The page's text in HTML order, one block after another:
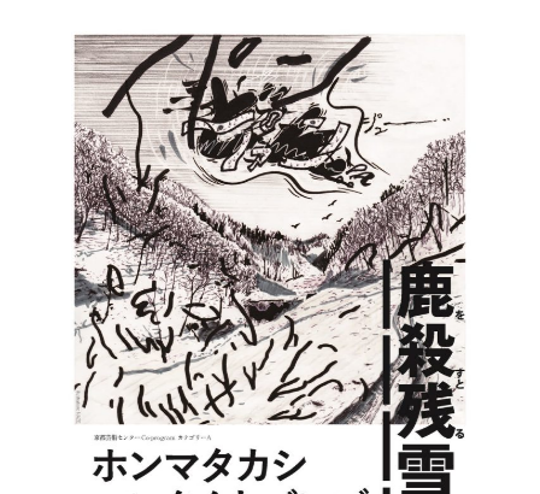
Information on Collaborative Projects
Contact Us
Browsing Assistance
Site and Privacy Policy
official social media account